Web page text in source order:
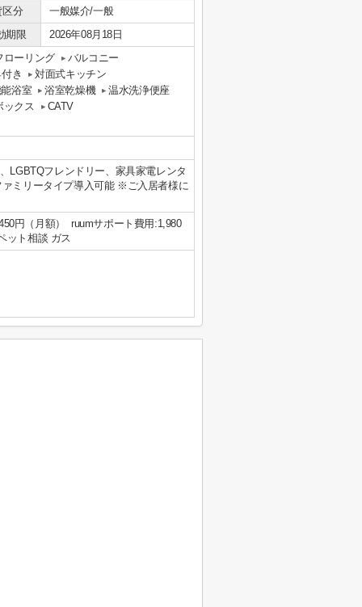
区分
一般媒介/一般
期限
2026年08月18日
ローリング
バルコニー
き
対面式キッチン
浴室
浴室乾燥機
温水洗浄便座
ックス
CATV
LGBTQフレンドリー、家具家電レンタ
ミリータイプ導入可能 ※ご入居者様に
円（月額） ruumサポート費用:1,980
ット相談 ガス